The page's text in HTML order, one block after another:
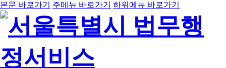
본문 바로가기 주메뉴 바로가기 하위메뉴 바로가기